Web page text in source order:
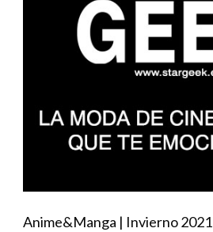
Anime&Manga | Invierno 2021